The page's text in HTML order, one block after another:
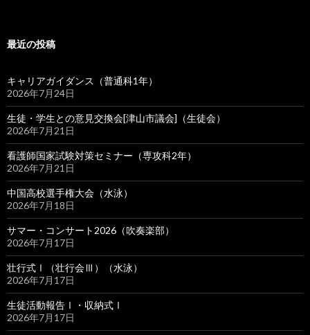
最近の投稿
キャリアガイダンス（普通科1年）
2026年7月24日
生徒・学生との意見交換会[津山市議会]（生徒会）
2026年7月21日
看護師国家試験対策セミナー（専攻科2年）
2026年7月21日
中国高校選手権大会（水泳）
2026年7月18日
サマー・コンサート2026（吹奏楽部）
2026年7月17日
壮行式Ⅰ（壮行会Ⅲ）（水泳）
2026年7月17日
生徒活動報告Ⅰ・収納式Ⅰ
2026年7月17日